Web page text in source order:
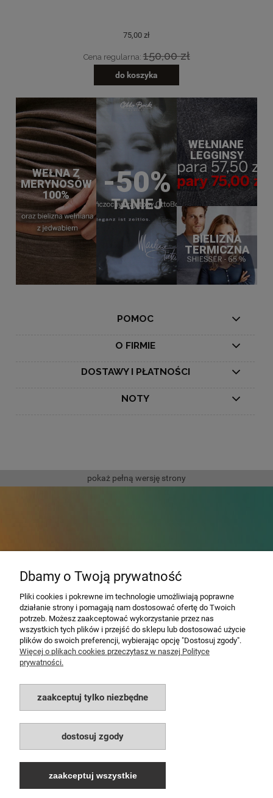
75,00 zł
Cena regularna:150,00 zł
do koszyka
WEŁNA Z
MERYNOSÓW
100%
-50%
TANIEJ
WEŁNIANE
LEGGINSY
BIELIZNA
TERMICZNA
POMOC
O FIRMIE
DOSTAWY I PŁATNOŚCI
NOTY
pokaż pełną wersję strony
Emana® - wspomaganie
odchudzania
Dla dociekliwych - najnowsze technologie
Dbamy o Twoją prywatność
Pliki cookies i pokrewne im technologie umożliwiają poprawne
działanie strony i pomagają nam dostosować ofertę do Twoich
potrzeb. Możesz zaakceptować wykorzystanie przez nas
wszystkich tych plików i przejść do sklepu lub dostosować użycie
plików do swoich preferencji, wybierając opcję "Dostosuj zgody".
Więcej o plikach cookies przeczytasz w naszej Polityce
prywatności.
zaakceptuj tylko niezbędne
dostosuj zgody
zaakceptuj wszystkie